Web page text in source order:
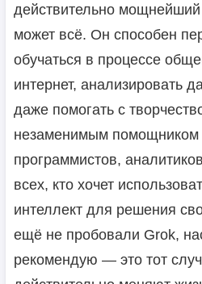
действительно мощнейший
может всё. Он способен
обучаться в процессе
интернет, анализировать
даже помогать с
незаменимым помощником
программистов,
всех, кто хочет
интеллект для решения
ещё не пробовали Grok,
рекомендую — это тот